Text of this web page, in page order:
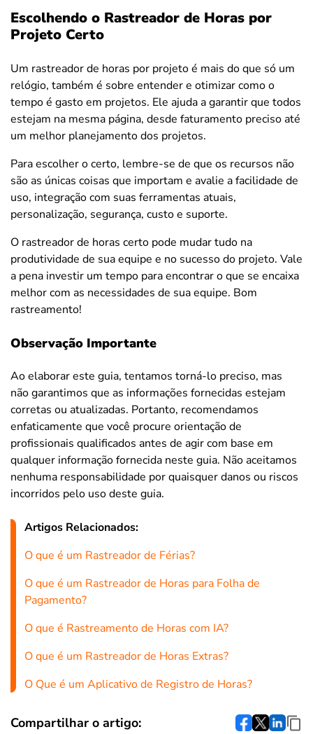
Escolhendo o Rastreador de Horas por
Projeto Certo
Um rastreador de horas por projeto é mais do que só um
relógio, também é sobre entender e otimizar como o
tempo é gasto em projetos. Ele ajuda a garantir que todos
estejam na mesma página, desde faturamento preciso até
um melhor planejamento dos projetos.
Para escolher o certo, lembre-se de que os recursos não
são as únicas coisas que importam e avalie a facilidade de
uso, integração com suas ferramentas atuais,
personalização, segurança, custo e suporte.
O rastreador de horas certo pode mudar tudo na
produtividade de sua equipe e no sucesso do projeto. Vale
a pena investir um tempo para encontrar o que se encaixa
melhor com as necessidades de sua equipe. Bom
rastreamento!
Observação Importante
Ao elaborar este guia, tentamos torná-lo preciso, mas
não garantimos que as informações fornecidas estejam
corretas ou atualizadas. Portanto, recomendamos
enfaticamente que você procure orientação de
profissionais qualificados antes de agir com base em
qualquer informação fornecida neste guia. Não aceitamos
nenhuma responsabilidade por quaisquer danos ou riscos
incorridos pelo uso deste guia.
Artigos Relacionados:
O que é um Rastreador de Férias?
O que é um Rastreador de Horas para Folha de
Pagamento?
O que é Rastreamento de Horas com IA?
O que é um Rastreador de Horas Extras?
O Que é um Aplicativo de Registro de Horas?
Compartilhar o artigo: